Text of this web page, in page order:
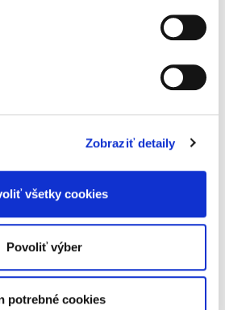
Zobraziť detaily
všetky cookies
Povoliť výber
potrebné cookies
zákona sa v
literatúre už dlhšie
Žaloba na obnovu
občianskom
súdnom konaní